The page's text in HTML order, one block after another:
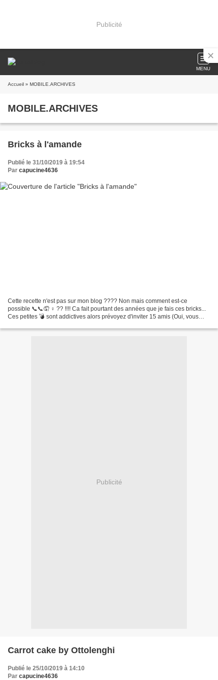
Publicité
MENU
Accueil » MOBILE.ARCHIVES
MOBILE.ARCHIVES
Bricks à l'amande
Publié le 31/10/2019 à 19:54
Par capucine4636
Cette recette n'est pas sur mon blog ???? Non mais comment est-ce
possible 📞📞🤦 ♀️ ?? !!!! Ca fait pourtant des années que je fais ces bricks...
Ces petites 💣 sont addictives alors prévoyez d'inviter 15 amis (Oui, vous
Publicité
Carrot cake by Ottolenghi
Publié le 25/10/2019 à 14:10
Par capucine4636